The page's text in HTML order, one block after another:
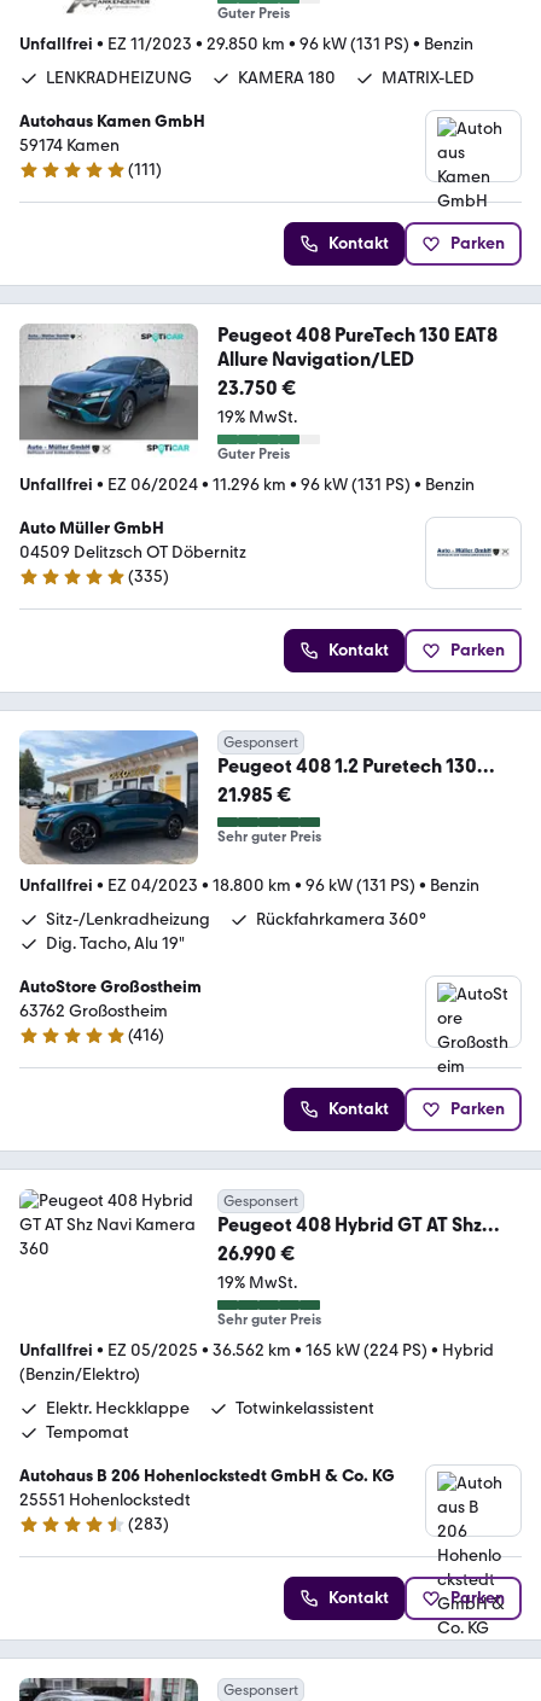
Guter Preis
Unfallfrei • EZ 11/2023 • 29.850 km • 96 kW (131 PS) • Benzin
LENKRADHEIZUNG
KAMERA 180 MATRIX-LED
Autohaus Kamen GmbH
59174 Kamen
4.9 Sterne
(111)
Kontakt Parken
Peugeot 408 PureTech 130 EAT8
Allure Navigation/LED
23.750 €
19% MwSt.
Guter Preis
Unfallfrei • EZ 06/2024• 11.296 km • 96 kW (131 PS) • Benzin
Auto Müller GmbH
04509 Delitzsch OT Döbernitz
5 Sterne
(335)
Kontakt Parken
Gesponsert
Peugeot 408 1.2 Puretech 130
Allure Pack *LED, Navi
21.985 €
Sehr guter Preis
Unfallfrei • EZ 04/2023 • 18.800 km • 96 kW (131 PS) • Benzin
Sitz-/Lenkradheizung
Rückfahrkamera 360°
Dig. Tacho, Alu 19"
AutoStore Großostheim
63762 Großostheim
5 Sterne
(416)
Kontakt Parken
Gesponsert
Peugeot 408 Hybrid GT AT Shz
Navi Kamera 360
26.990 €
19% MwSt.
Sehr guter Preis
Unfallfrei • EZ 05/2025 • 36.562 km • 165 kW (224 PS) • Hybrid
(Benzin/Elektro)
Elektr. Heckklappe
Totwinkelassistent
Tempomat
Autohaus B 206 Hohenlockstedt GmbH & Co. KG
25551 Hohenlockstedt
4.5 Sterne
(283)
Kontakt Parken
Gesponsert